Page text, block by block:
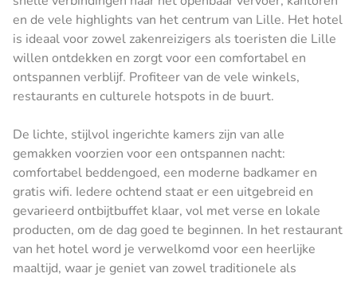
en de vele highlights van het centrum van Lille. Het hotel
is ideaal voor zowel zakenreizigers als toeristen die Lille
willen ontdekken en zorgt voor een comfortabel en
ontspannen verblijf. Profiteer van de vele winkels,
restaurants en culturele hotspots in de buurt.
De lichte, stijlvol ingerichte kamers zijn van alle
gemakken voorzien voor een ontspannen nacht:
comfortabel beddengoed, een moderne badkamer en
gratis wifi. Iedere ochtend staat er een uitgebreid en
gevarieerd ontbijtbuffet klaar, vol met verse en lokale
producten, om de dag goed te beginnen. In het restaurant
van het hotel word je verwelkomd voor een heerlijke
maaltijd, waar je geniet van zowel traditionele als